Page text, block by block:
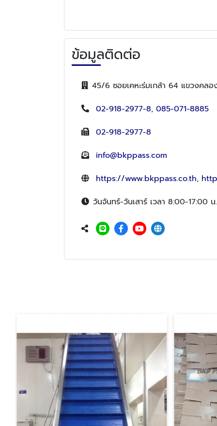
ข้อมูลติดต่อ
45/6 ซอยเคหะร่มเกล้า 64 แขวงคล
02-918-2977-8, 085-071-8885
02-918-2977-8
info@bkppass.com
https://www.bkppass.co.th,
วันจันทร์-วันเสาร์ เวลา 8:00-17:00 น.